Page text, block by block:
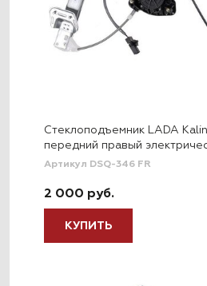
Стеклоподъемник LADA
передний правый
Артикул DSQ-346 FR
2 000 руб.
КУПИТЬ